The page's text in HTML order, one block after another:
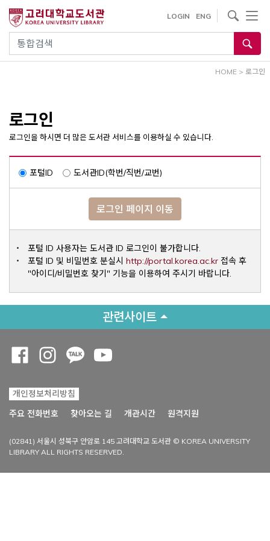
건
통합검색
LOGIN ENG
사이트내 검색
HOME > 로그인
로그인
로그인을 하시면 더 많은 도서관 서비스를 이용하실 수 있습니다.
포털ID 도서관ID(학번/직번/교번)
로그인 페이지 이동
포털 ID 사용자는 도서관 ID 로그인이 불가합니다.
포털 ID 및 비밀번호 분실시 http://portal.korea.ac.krOpens a
접속 후
"아이디/비밀번호 찾기" 기능을 이용하여 주시기 바랍니다.
관련사이트
개인정보처리방침
주요 전화번호
찾아오는 길 개관시간 원격지원
(02841) 서울시 성북구 안암로 145 고려대학교 도서관 © KOREA UNIVERSITY
LIBRARY ALL RIGHTS RESERVED.
Opens a new window
Opens a new window
Opens a new window